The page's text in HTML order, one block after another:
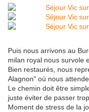
Puis nous arrivons au
milan royal nous survole
Bien restaurés, nous
Alagnon" où nous
Le chemin doit être
juste éviter de passer
Moment de stress de la